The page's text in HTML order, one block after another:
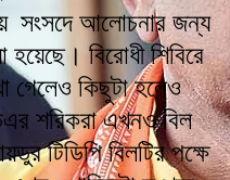
সংসদে আলোচনার জন্য
হয়েছে। বিরোধী শিবিরে
গেলেও কিছুটা হলেও
শরিকরা এখনও বিল
টিডিপি বিলটির পক্ষে